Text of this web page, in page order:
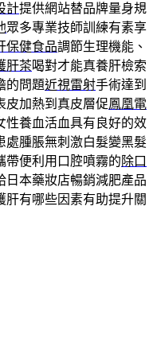
計提供網站替品牌量身規
眾多專業技師訓練有素享
保健食品調節生理機能、
肝茶喝對才能真養肝檢索
的問題近視雷射手術達到
皮加熱到真皮層促鳳凰電
性養血活血具有良好的效
處腫脹無刺激白髮變黑髮
帶便利用口腔噴霧的除口
日本藥妝店暢銷減肥產品
肝有哪些因素有助提升關